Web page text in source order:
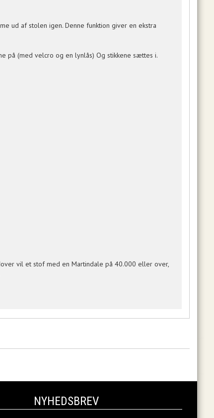
ud af stolen igen. Denne funktion giver en ekstra
på (med velcro og en lynlås) Og stikkene sættes i.
vil et stof med en Martindale på 40.000 eller over,
NYHEDSBREV